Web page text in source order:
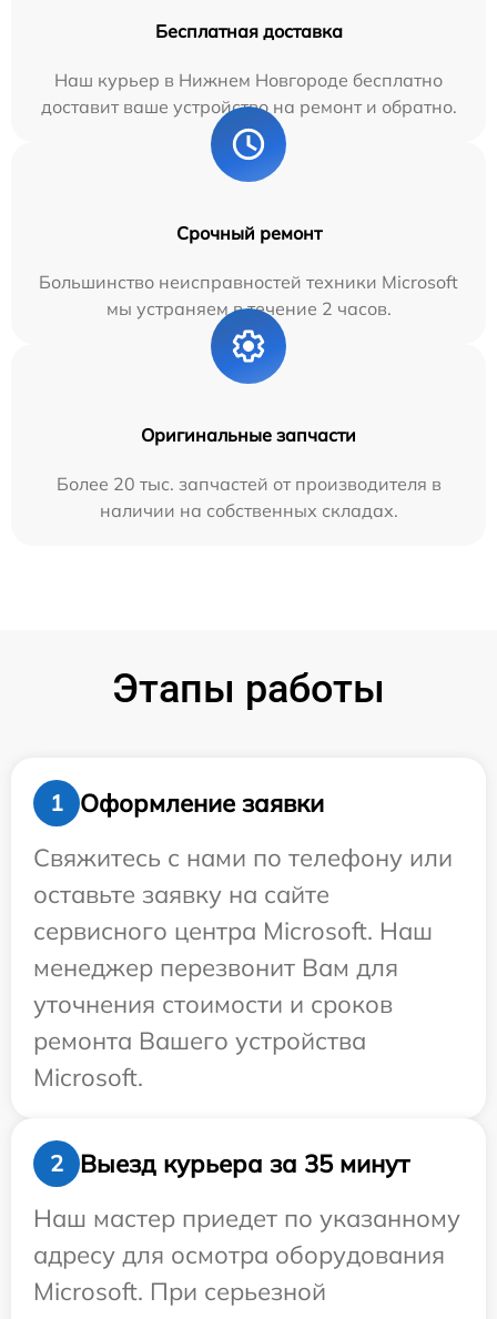
Бесплатная доставка
Наш курьер в Нижнем Новгороде бесплатно
доставит ваше устройство на ремонт и обратно.
Срочный ремонт
Большинство неисправностей техники Microsoft
мы устраняем в течение 2 часов.
Оригинальные запчасти
Более 20 тыс. запчастей от производителя в
наличии на собственных складах.
Этапы работы
1
Оформление заявки
Свяжитесь с нами по телефону или
оставьте заявку на сайте
сервисного центра Microsoft. Наш
менеджер перезвонит Вам для
уточнения стоимости и сроков
ремонта Вашего устройства
Microsoft.
2
Выезд курьера за 35 минут
Наш мастер приедет по указанному
адресу для осмотра оборудования
Microsoft. При серьезной